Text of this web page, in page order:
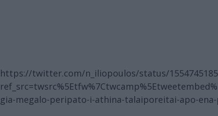
https://twitter.com/n_iliopoulos/status/
gia-megalo-peripato-i-athina-talaiporeitai-apo-